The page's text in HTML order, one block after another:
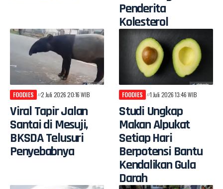
Penderita
Kolesterol
FOODIES 2 Juli 2026 20:16 WIB
Viral Tapir Jalan
Santai di Mesuji,
BKSDA Telusuri
Penyebabnya
FOODIES 1 Juli 2026 13:46 WIB
Studi Ungkap
Makan Alpukat
Setiap Hari
Berpotensi Bantu
Kendalikan Gula
Darah